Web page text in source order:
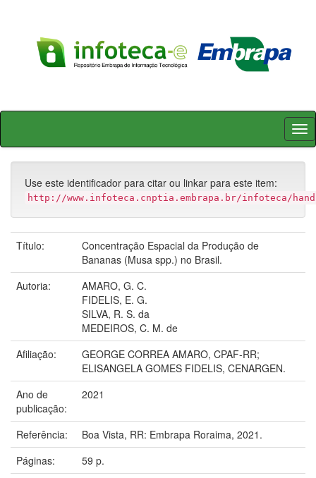
Skip
Use este identificador para citar ou linkar para este item:
http://www.infoteca.cnptia.embrapa.br/infoteca/
Título:
Concentração Espacial da Produção de
Bananas (Musa spp.) no Brasil.
Autoria:
AMARO, G. C.
FIDELIS, E. G.
SILVA, R. S. da
MEDEIROS, C. M. de
Afiliação:
GEORGE CORREA AMARO, CPAF-RR;
ELISANGELA GOMES FIDELIS, CENARGEN.
Ano de
publicação:
2021
Referência:
Boa Vista, RR: Embrapa Roraima, 2021.
Páginas:
59 p.